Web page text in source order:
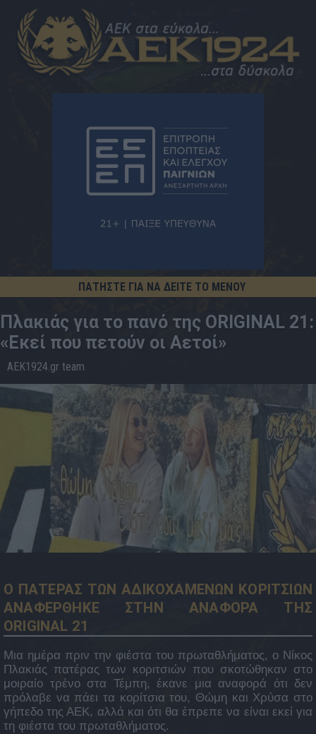
ΠΑΤΗΣΤΕ ΓΙΑ ΝΑ ΔΕΙΤΕ ΤΟ ΜΕΝΟΥ
19.5
Πλακιάς για το πανό της ORIGINAL 21:
«Εκεί που πετούν οι Αετοί»
AEK1924.gr team
Ο ΠΑΤΕΡΑΣ ΤΩΝ ΑΔΙΚΟΧΑΜΕΝΩΝ ΚΟΡΙΤΣΙΩΝ
ΑΝΑΦΕΡΘΗΚΕ ΣΤΗΝ ΑΝΑΦΟΡΑ ΤΗΣ
ORIGINAL 21
Μια ημέρα πριν την φιέστα του πρωταθλήματος, ο Νίκος
Πλακιάς πατέρας των κοριτσιών που σκοτώθηκαν στο
μοιραίο τρένο στα Τέμπη, έκανε μια αναφορά ότι δεν
πρόλαβε να πάει τα κορίτσια του, Θώμη και Χρύσα στο
γήπεδο της ΑΕΚ, αλλά και ότι θα έπρεπε να είναι εκεί για
τη φιέστα του πρωταθλήματος.